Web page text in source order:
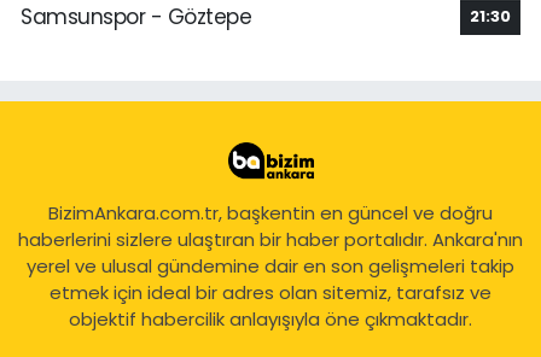
Samsunspor - Göztepe
21:30
BizimAnkara.com.tr, başkentin en güncel ve doğru
haberlerini sizlere ulaştıran bir haber portalıdır. Ankara'nın
yerel ve ulusal gündemine dair en son gelişmeleri takip
etmek için ideal bir adres olan sitemiz, tarafsız ve
objektif habercilik anlayışıyla öne çıkmaktadır.